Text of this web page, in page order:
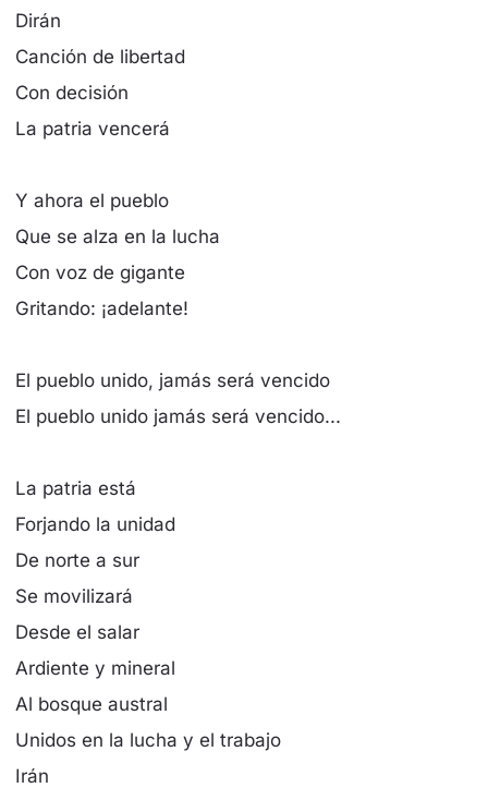
Dirán
Canción de libertad
Con decisión
La patria vencerá
Y ahora el pueblo
Que se alza en la lucha
Con voz de gigante
Gritando: ¡adelante!
El pueblo unido, jamás será vencido
El pueblo unido jamás será vencido...
La patria está
Forjando la unidad
De norte a sur
Se movilizará
Desde el salar
Ardiente y mineral
Al bosque austral
Unidos en la lucha y el trabajo
Irán